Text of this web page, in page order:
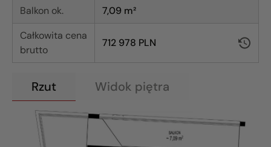
Balkon ok.
7,09 m²
Całkowita cena
brutto
712 978 PLN
Rzut Widok piętra